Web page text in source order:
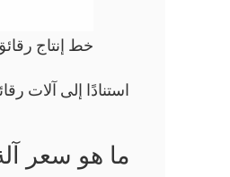
خط إنتاج
استنادًا إلى آلات
ما هو سعر